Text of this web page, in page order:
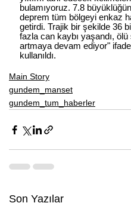
bulamıyoruz. 7.8
deprem tüm bölgeyi enkaz
getirdi. Trajik bir şekilde 36
fazla can kaybı yaşandı, ölü
artmaya devam ediyor"
kullanıldı.
Main Story
gundem_manset
gundem_tum_haberler
Son Yazılar